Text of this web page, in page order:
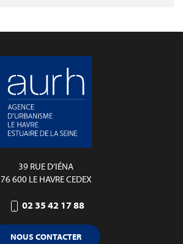
39 RUE D’IÉNA
76 600 LE HAVRE CEDEX
02 35 42 17 88
NOUS CONTACTER